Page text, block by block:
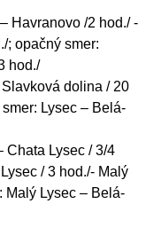
Havranovo /2 hod./ -
; opačný smer:
hod./
dolina / 20
Lysec – Belá-
Chata Lysec / 3/4
/ 3 hod./- Malý
Malý Lysec – Belá-